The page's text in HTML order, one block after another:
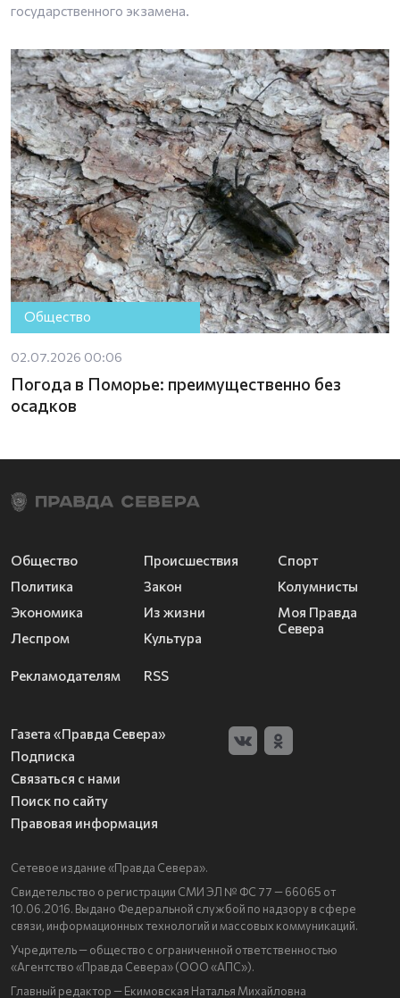
государственного экзамена.
Общество
02.07.2026 00:06
Погода в Поморье: преимущественно без
осадков
Общество
Политика
Экономика
Леспром
Происшествия
Закон
Из жизни
Культура
Спорт
Колумнисты
Моя Правда
Севера
Рекламодателям RSS
Газета «Правда Севера»
Подписка
Связаться с нами
Поиск по сайту
Правовая информация
Сетевое издание «Правда Севера».
Свидетельство о регистрации СМИ ЭЛ № ФС 77 — 66065 от
10.06.2016. Выдано Федеральной службой по надзору в сфере
связи, информационных технологий и массовых коммуникаций.
Учредитель — общество с ограниченной ответственностью
«Агентство «Правда Севера» (ООО «АПС»).
Главный редактор — Екимовская Наталья Михайловна